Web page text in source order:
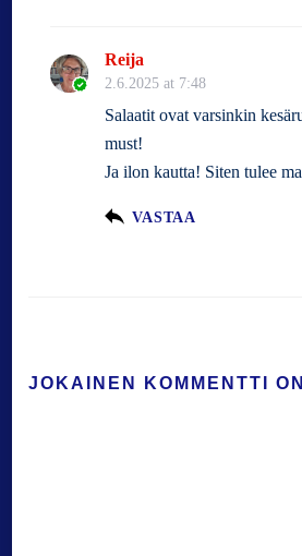
Reija
2.6.2025 at 7:48
Salaatit ovat varsinkin
must!
Ja ilon kautta! Siten tulee
VASTAA
JOKAINEN KOMMENTTI